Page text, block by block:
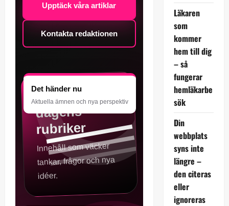
Upptäck våra artiklar
Kontakta redaktionen
Mer än bara
dagens
rubriker
Innehåll som väcker
tankar, frågor och nya
idéer.
Det händer nu
Aktuella ämnen och nya perspektiv
Läkaren
som
kommer
hem till dig
– så
fungerar
hemläkarbe
sök
Din
webbplats
syns inte
längre –
den citeras
eller
ignoreras